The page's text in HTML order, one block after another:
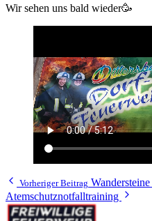
Wir sehen uns bald wieder🥳
Vorheriger Beitrag Wandersteine
Atemschutznotfalltraining